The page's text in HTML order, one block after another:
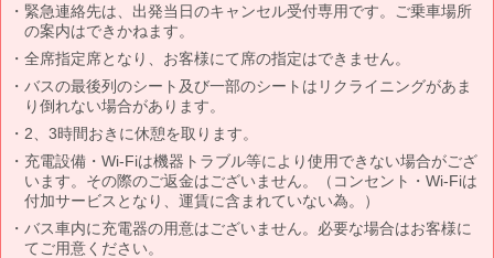
緊急連絡先は、出発当日のキャンセル受付専用です。ご乗車場所
の案内はできかねます。
全席指定席となり、お客様にて席の指定はできません。
バスの最後列のシート及び一部のシートはリクライニングがあま
り倒れない場合があります。
2、3時間おきに休憩を取ります。
充電設備・Wi-Fiは機器トラブル等により使用できない場合がござ
います。その際のご返金はございません。（コンセント・Wi-Fiは
付加サービスとなり、運賃に含まれていない為。）
バス車内に充電器の用意はございません。必要な場合はお客様に
てご用意ください。